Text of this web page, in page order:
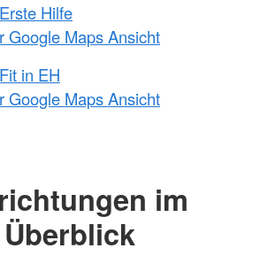
Hilfe
Google Maps Ansicht
in EH
Google Maps Ansicht
im
Überblick